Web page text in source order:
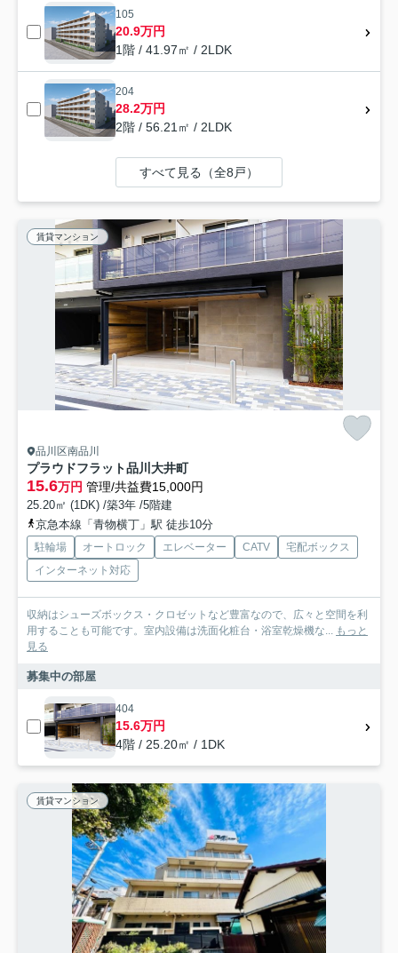
105
20.9万円
1階 / 41.97㎡ / 2LDK
204
28.2万円
2階 / 56.21㎡ / 2LDK
すべて見る（全8戸）
賃貸マンション
品川区南品川
プラウドフラット品川大井町
15.6万円 管理/共益費15,000円
25.20㎡ (1DK) /築3年 /5階建
京急本線「青物横丁」駅 徒歩10分
駐輪場 オートロック エレベーター CATV
宅配ボックス
インターネット対応
収納はシューズボックス・クロゼットなど豊富なので、広々と空間を利
用することも可能です。室内設備は洗面化粧台・浴室乾燥機な... もっと
見る
募集中の部屋
404
15.6万円
4階 / 25.20㎡ / 1DK
賃貸マンション